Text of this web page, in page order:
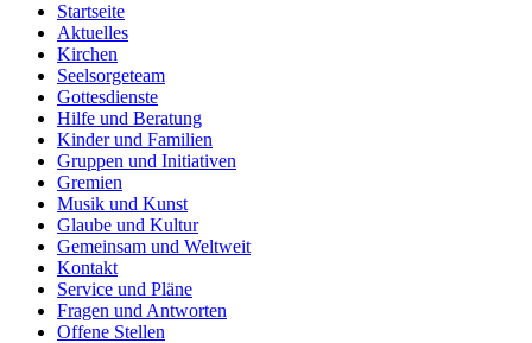
Startseite
Aktuelles
Kirchen
Seelsorgeteam
Gottesdienste
Hilfe und Beratung
Kinder und Familien
Gruppen und Initiativen
Gremien
Musik und Kunst
Glaube und Kultur
Gemeinsam und Weltweit
Kontakt
Service und Pläne
Fragen und Antworten
Offene Stellen